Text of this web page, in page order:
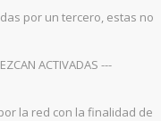
por un tercero, estas no
ACTIVADAS ---
la red con la finalidad de